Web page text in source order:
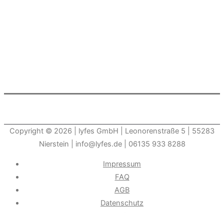
Copyright © 2026
| lyfes GmbH | Leonorenstraße 5 | 55283
Nierstein | info@lyfes.de | 06135 933 8288
Impressum
FAQ
AGB
Datenschutz